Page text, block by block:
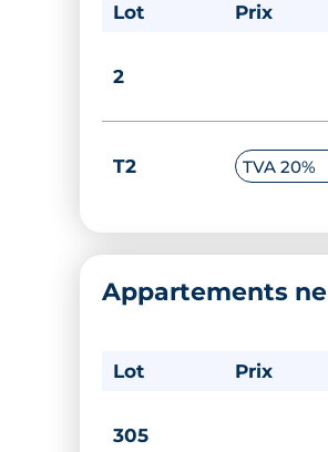
Lot Prix
2
T2 TVA 20%
Appartements
Lot Prix
305